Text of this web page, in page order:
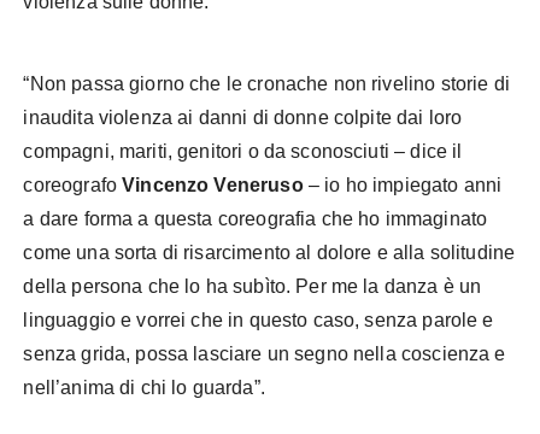
“Non passa giorno che le cronache non rivelino storie di
inaudita violenza ai danni di donne colpite dai loro
compagni, mariti, genitori o da sconosciuti – dice il
coreografoVincenzo Veneruso– io ho impiegato anni
a dare forma a questa coreografia che ho immaginato
come una sorta di risarcimento al dolore e alla solitudine
della persona che lo ha subìto. Per me la danza è un
linguaggio e vorrei che in questo caso, senza parole e
senza grida, possa lasciare un segno nella coscienza e
nell’anima di chi lo guarda”.